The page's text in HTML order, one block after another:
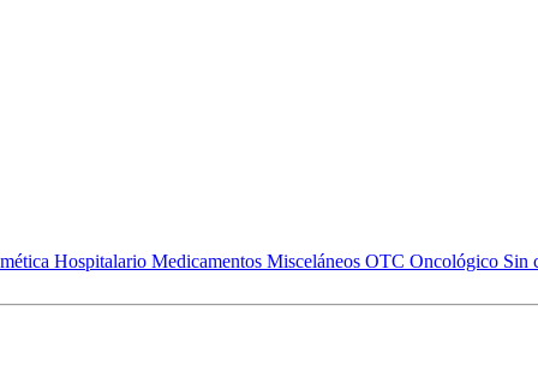
Hospitalario Medicamentos Misceláneos OTC Oncológico Sin